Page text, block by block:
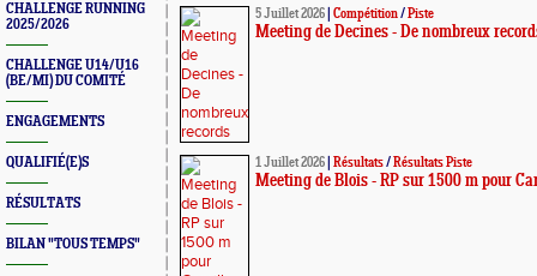
CHALLENGE RUNNING
2025/2026
CHALLENGE U14/U16
(BE/MI) DU COMITÉ
ENGAGEMENTS
QUALIFIÉ(E)S
RÉSULTATS
BILAN "TOUS TEMPS"
5 Juillet 2026 Compétition/Piste
Meeting de Decines - De nombreux
1 Juillet 2026 Résultats/Résultats Piste
Meeting de Blois - RP sur 1500 m pour